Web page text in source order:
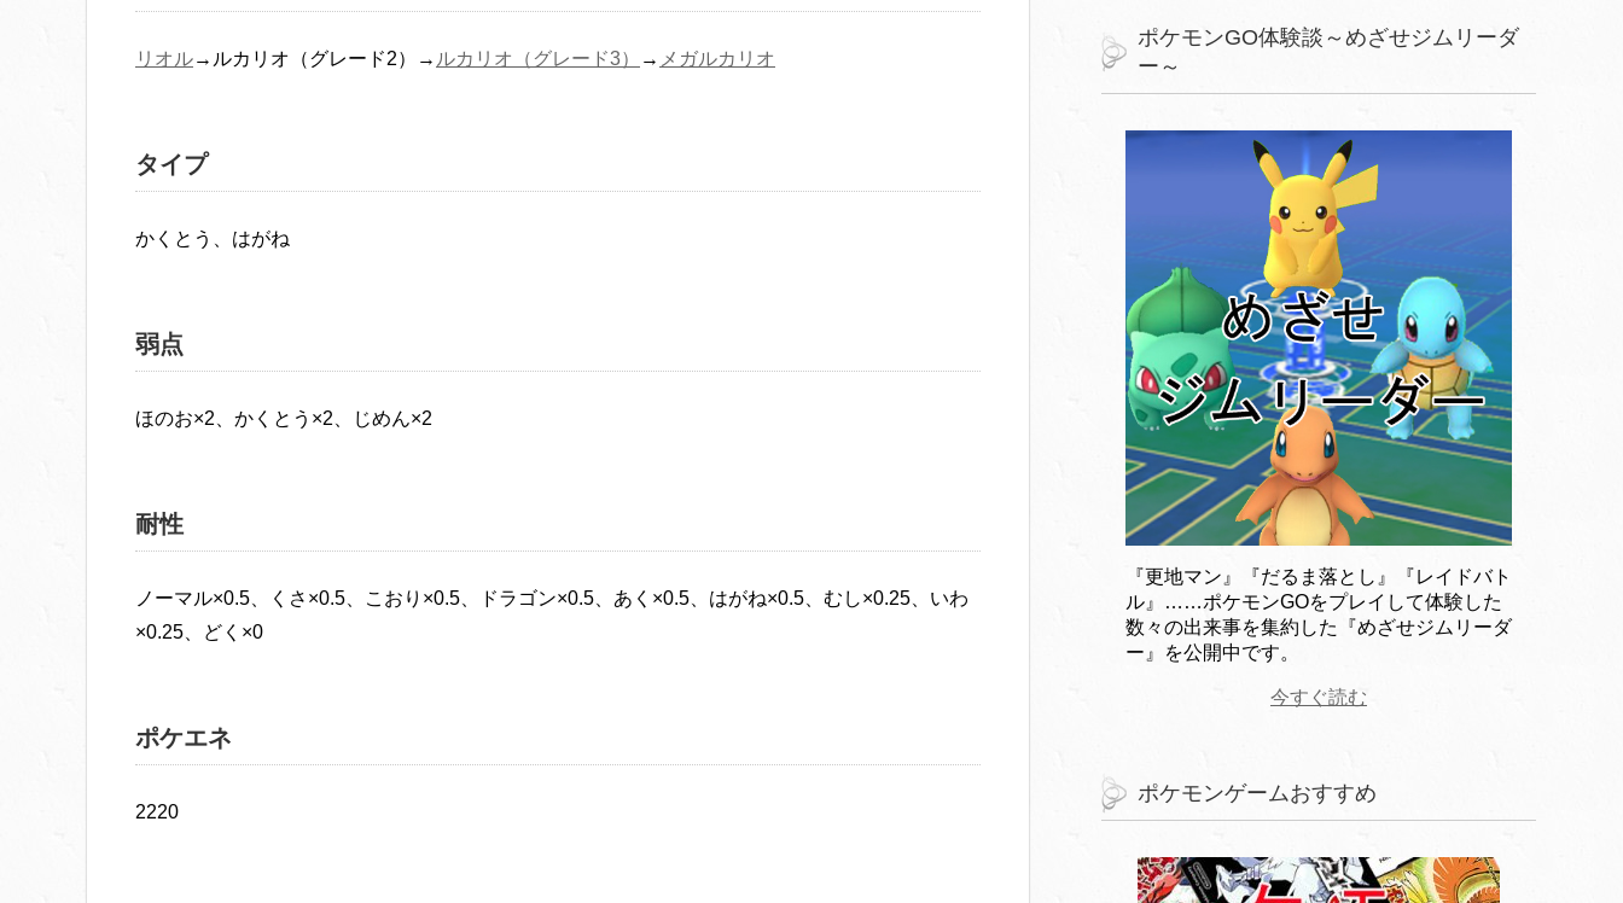
リオル→ルカリオ（グレード2）→ ルカリオ（グレード3） → メガルカリオ
タイプ
かくとう、はがね
弱点
ほのお×2、かくとう×2、じめん×2
耐性
ノーマル×0.5、くさ×0.5、こおり×0.5、ドラゴン×0.5、あく×0.5、はがね×0.5、むし×0.25、いわ
×0.25、どく×0
ポケエネ
2220
ポケモンGO体験談～めざせジムリーダ
ー～
『更地マン』『だるま落とし』『レイドバト
ル』……ポケモンGOをプレイして体験した
数々の出来事を集約した『めざせジムリーダ
ー』を公開中です。
今すぐ読む
ポケモンゲームおすすめ